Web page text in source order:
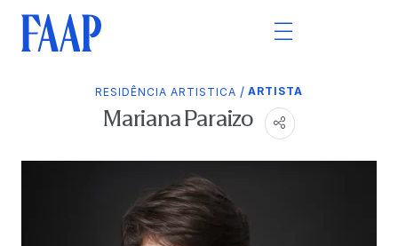
RESIDÊNCIA ARTISTICA / ARTISTA
Mariana Paraizo